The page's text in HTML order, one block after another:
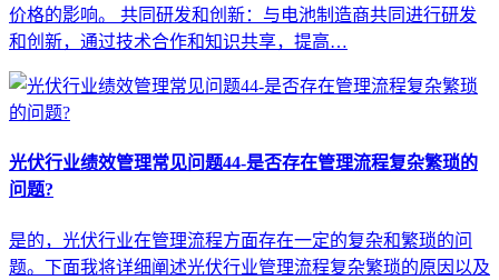
价格的影响。 共同研发和创新：与电池制造商共同进行研发
和创新，通过技术合作和知识共享，提高…
光伏行业绩效管理常见问题44-是否存在管理流程复杂繁琐的
问题?
是的，光伏行业在管理流程方面存在一定的复杂和繁琐的问
题。下面我将详细阐述光伏行业管理流程复杂繁琐的原因以及